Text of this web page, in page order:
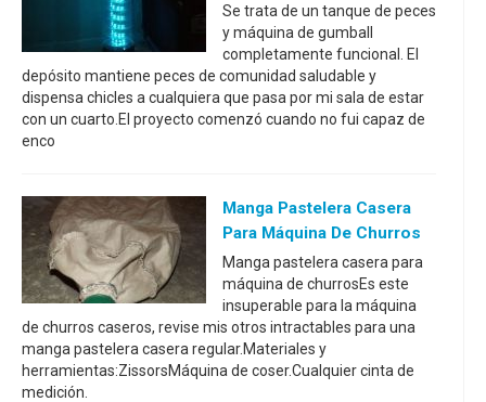
Se trata de un tanque de peces
y máquina de gumball
completamente funcional. El
depósito mantiene peces de comunidad saludable y
dispensa chicles a cualquiera que pasa por mi sala de estar
con un cuarto.El proyecto comenzó cuando no fui capaz de
enco
Manga Pastelera Casera
Para Máquina De Churros
Manga pastelera casera para
máquina de churrosEs este
insuperable para la máquina
de churros caseros, revise mis otros intractables para una
manga pastelera casera regular.Materiales y
herramientas:ZissorsMáquina de coser.Cualquier cinta de
medición.